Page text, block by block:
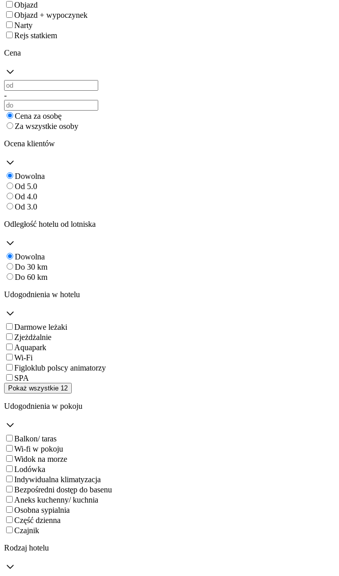
Objazd
Objazd + wypoczynek
Narty
Rejs statkiem
Cena
-
Cena za osobę
Za wszystkie osoby
Ocena klientów
Dowolna
Od 5.0
Od 4.0
Od 3.0
Odległość hotelu od lotniska
Dowolna
Do 30 km
Do 60 km
Udogodnienia w hotelu
Darmowe leżaki
Zjeżdżalnie
Aquapark
Wi-Fi
Figloklub polscy animatorzy
SPA
Pokaż wszystkie 12
Udogodnienia w pokoju
Balkon/ taras
Wi-fi w pokoju
Widok na morze
Lodówka
Indywidualna klimatyzacja
Bezpośredni dostęp do basenu
Aneks kuchenny/ kuchnia
Osobna sypialnia
Część dzienna
Czajnik
Rodzaj hotelu